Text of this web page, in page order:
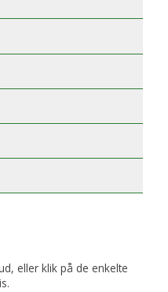
eller klik på de enkelte